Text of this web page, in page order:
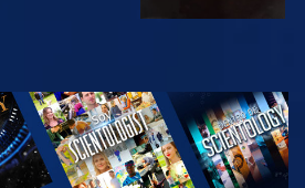
EXPLORA LAS
SERIES